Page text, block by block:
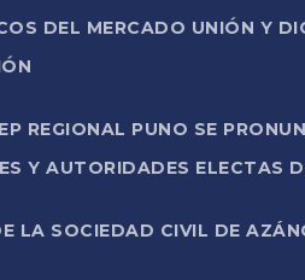
DEL MERCADO UNIÓN Y
REGIONAL PUNO SE
Y AUTORIDADES ELECTAS
LA SOCIEDAD CIVIL DE